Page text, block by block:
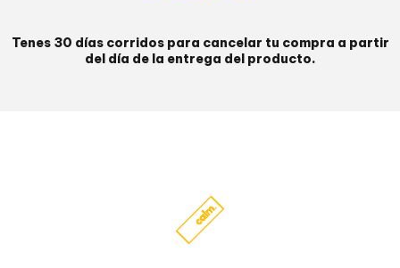
Tenes 30 días corridos para cancelar tu compra a partir
del día de la entrega del producto.